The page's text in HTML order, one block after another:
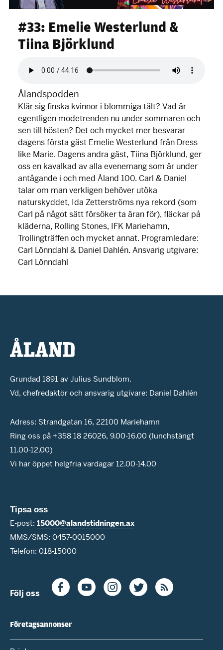
#33: Emelie Westerlund &
Tiina Björklund
file
Ålandspodden
Klär sig finska kvinnor i blommiga tält? Vad är
egentligen modetrenden nu under sommaren och
sen till hösten? Det och mycket mer besvarar
dagens första gäst Emelie Westerlund från Dress
like Marie. Dagens andra gäst, Tiina Björklund, ger
oss en kavalkad av alla evenemang som är under
antågande i och med Åland 100. Carl & Daniel
talar om man verkligen behöver utöka
naturskyddet, Ida Zetterströms nya rekord (som
Carl på något sätt försöker ta äran för), fläckar på
kläderna, Rolling Stones, IFK Mariehamn,
Trollingträffen och mycket annat. Programledare:
Carl Lönndahl & Daniel Dahlén. Ansvarig utgivare:
Carl Lönndahl
Grundad 1891 av Julius Sundblom.
Vd, chefredaktör och ansvarig utgivare: Daniel Dahlén
Adress: Strandgatan 16, 22100 Mariehamn
Ring oss på +358 18 26026, 9.00-16.00 (lunchstängt
11.00-12.00)
Vi har öppet helgfria vardagar 12.00-14.00
Tipsa oss
E-post: 15000@alandstidningen.ax
MMS/SMS: 0457-0015000
Telefon: 018-15000
Följ oss
Företagsannonser